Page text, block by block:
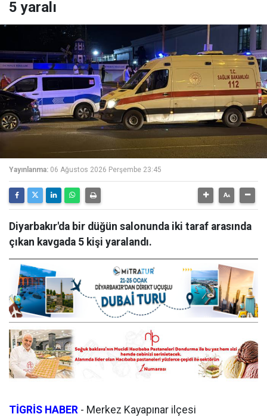
5 yaralı
Yayınlanma: 06 Ağustos 2026 Perşembe 23:45
Diyarbakır'da bir düğün salonunda iki taraf arasında
çıkan kavgada 5 kişi yaralandı.
TİGRİS HABER - Merkez Kayapınar ilçesi